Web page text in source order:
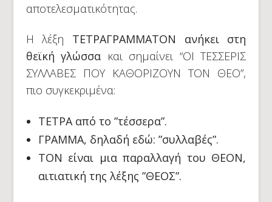
αποτελεσματικότητας.
Η λέξη ΤΕΤΡΑΓΡΑΜΜΑΤΟΝ ανήκει στη
θεϊκή γλώσσα και σημαίνει “ΟΙ ΤΕΣΣΕΡΙΣ
ΣΥΛΛΑΒΕΣ ΠΟΥ ΚΑΘΟΡΙΖΟΥΝ ΤΟΝ ΘΕΟ”,
πιο συγκεκριμένα:
ΤΕΤΡΑ από το ”τέσσερα”.
ΓΡΑΜΜΑ, δηλαδή εδώ: ”συλλαβές”.
TON είναι μια παραλλαγή του ΘΕΟΝ,
αιτιατική της λέξης ”ΘΕΟΣ”.